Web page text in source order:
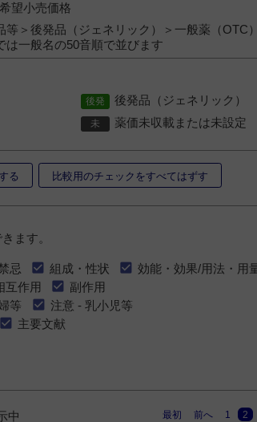
望小売価格
＞後発品（ジェネリック）＞一般薬（OTC
は一般名の50音順で並びます
後発品（ジェネリック）
薬価未収載または未設定
る 比較用のチェックをすべてはずす
ます。
忌 組成・性状
効能・効果/用法・用
互作用
副作用
等
注意 - 乳小児等
主要文献
中 最初 前へ 1 2